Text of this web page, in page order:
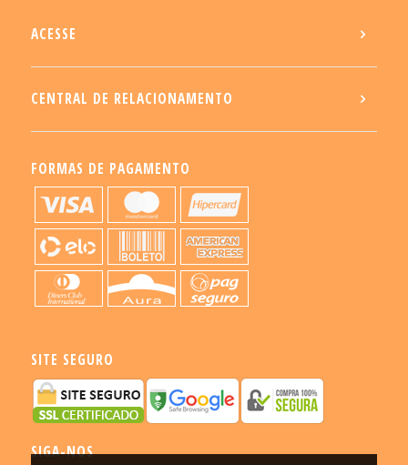
ACESSE
CENTRAL DE RELACIONAMENTO
FORMAS DE PAGAMENTO
SITE SEGURO
SIGA-NOS